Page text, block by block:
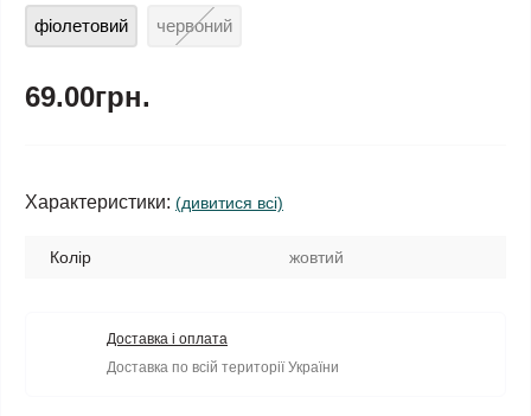
фіолетовий червоний
69.00грн.
Характеристики: (дивитися всі)
Колір жовтий
Доставка і оплата
Доставка по всій території України